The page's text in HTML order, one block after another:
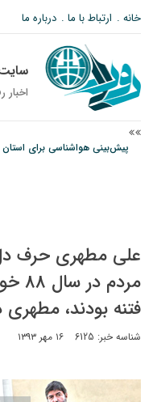
خانه ارتباط با ما درباره ما
پیش‌بینی هواشناسی برای استان
علی مطهری حرف
فتنه بودند، مطهری در
شناسه خبر: 6125 ۱۶ مهر ۱۳۹۳